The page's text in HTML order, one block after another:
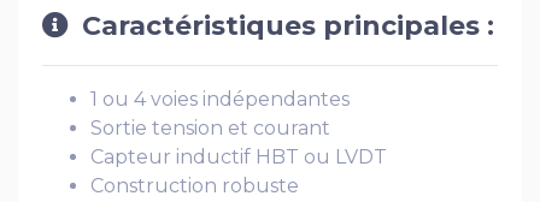
Caractéristiques principales :
1 ou 4 voies indépendantes
Sortie tension et courant
Capteur inductif HBT ou LVDT
Construction robuste